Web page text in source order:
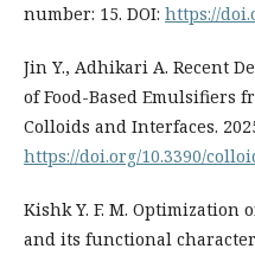
number: 15. DOI: https://
Jin Y., Adhikari A. Recent
of Food-Based Emulsifiers
Colloids and Interfaces.
https://doi.org/10.3390/
Kishk Y. F. M. Optimization
and its functional